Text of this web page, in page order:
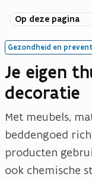
Op deze pagina
Gezondheid en
Je eigen
decoratie
Met meubels,
beddengoed
producten
ook chemische